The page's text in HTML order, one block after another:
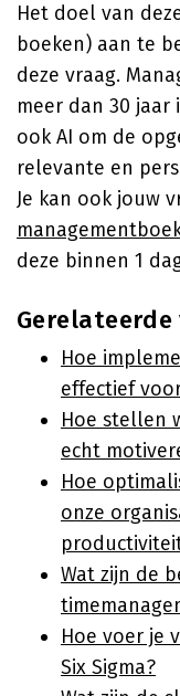
Het doel van
boeken) aan te
deze vraag.
meer dan 30
ook AI om de
relevante en
Je kan ook jouw
deze binnen 1
Gerelateerde
Hoe
effectief
Hoe stellen
echt
Hoe
onze
Wat zijn de
Hoe voer je
Six Sigma?